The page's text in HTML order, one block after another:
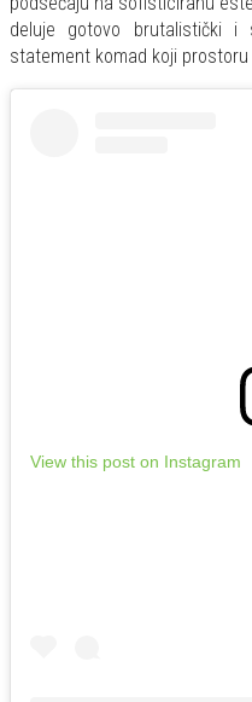
deluje gotovo brutalistički
statement komad koji prostoru
View this post on Instagram